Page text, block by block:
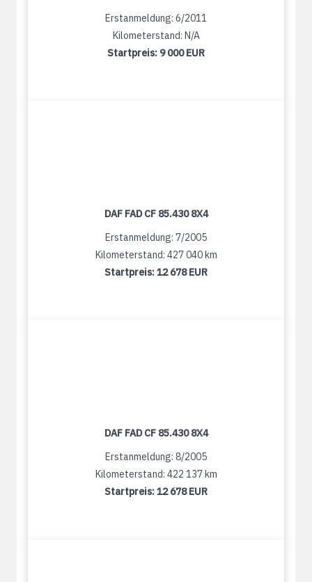
Erstanmeldung: 6/2011
Kilometerstand: N/A
Startpreis: 9 000 EUR
DAF FAD CF 85.430 8X4
Erstanmeldung: 7/2005
Kilometerstand: 427 040 km
Startpreis:12 678 EUR
DAF FAD CF 85.430 8X4
Erstanmeldung: 8/2005
Kilometerstand: 422 137 km
Startpreis:12 678 EUR